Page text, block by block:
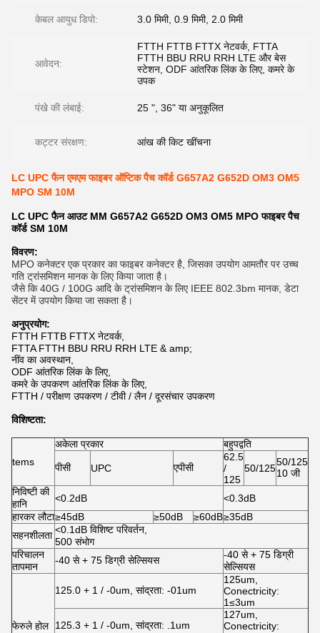
केबल आयुध डिपो: 3.0 मिमी, 0.9 मिमी, 2.0 मिमी
आवेदन:
FTTH FTTB FTTX नेटवर्क, FTTA
FTTH BBU RRU RRH LTE और बेस
स्टेशन, ODF आंतरिक लिंक के लिए, कमरे के
उपक
पंखे की लंबाई: 25 ", 36" या अनुकूलित
कट्टर संरक्षण: आंख की किट खींचना
LC UPC फैन एमएम फाइबर ऑप्टिक पैच कॉर्ड G657A2 G652D OM3 OM5
MPO SM 10M
LC UPC फैन आउट MM G657A2 G652D OM3 OM5 MPO फाइबर पैच
कॉर्ड SM 10M
विवरण:
MPO कनेक्टर एक प्रकार का फाइबर कनेक्टर है, जिसका उपयोग आमतौर पर उच्च
गति ट्रांसमिशन मानक के लिए किया जाता है।
जैसे कि 40G / 100G आदि के ट्रांसमिशन के लिए IEEE 802.3bm मानक, डेटा
सेंटर में उपयोग किया जा सकता है।
अनुप्रयोग:
FTTH FTTB FTTX नेटवर्क,
FTTA FTTH BBU RRU RRH LTE & amp;
नींव का अवस्थान,
ODF आंतरिक लिंक के लिए,
कमरे के उपकरण आंतरिक लिंक के लिए,
FTTH / परीक्षण उपकरण / टीवी / लैन / दूरसंचार उपकरण
विशिष्टता:
tems
अकेला प्रकार बहुपद्वति
पीसी UPC एपीसी
62.5
/
125
50/125
50/125
10 जी
निविष्टी की
हानि
<0.2dB
<0.3dB
हारकर लौटा≥45dB ≥50dB ≥60dB≥35dB
सहनशीलता <0.1dB विशिष्ट परिवर्तन,
500 संभोग
परिचालन
तापमान
-40 से + 75 डिग्री सेल्सियस
-40 से + 75 डिग्री
सेल्सियस
फेरुले होल
125.0 + 1 / -0um, सांद्रता: -01um
125um,
Conectricity:
1≤3um
125.3 + 1 / -0um, सांद्रता: .1um
127um,
Conectricity: